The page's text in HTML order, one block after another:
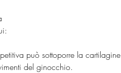
può sottoporre la cartilagine
del ginocchio.